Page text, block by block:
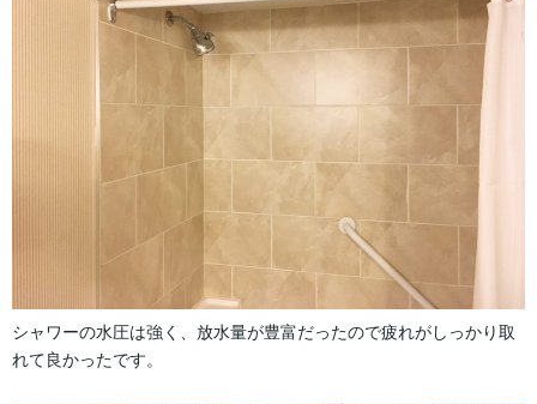
シャワーの水圧は強く、放水量が豊富だったので疲れがしっかり取
れて良かったです。